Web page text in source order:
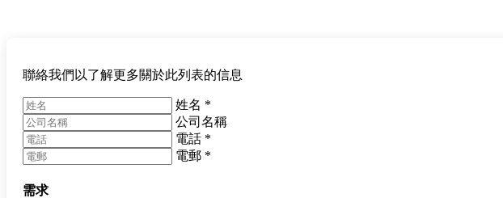
聯絡我們以了解更多關於此列表的信息
姓名 *
公司名稱
電話 *
電郵 *
需求